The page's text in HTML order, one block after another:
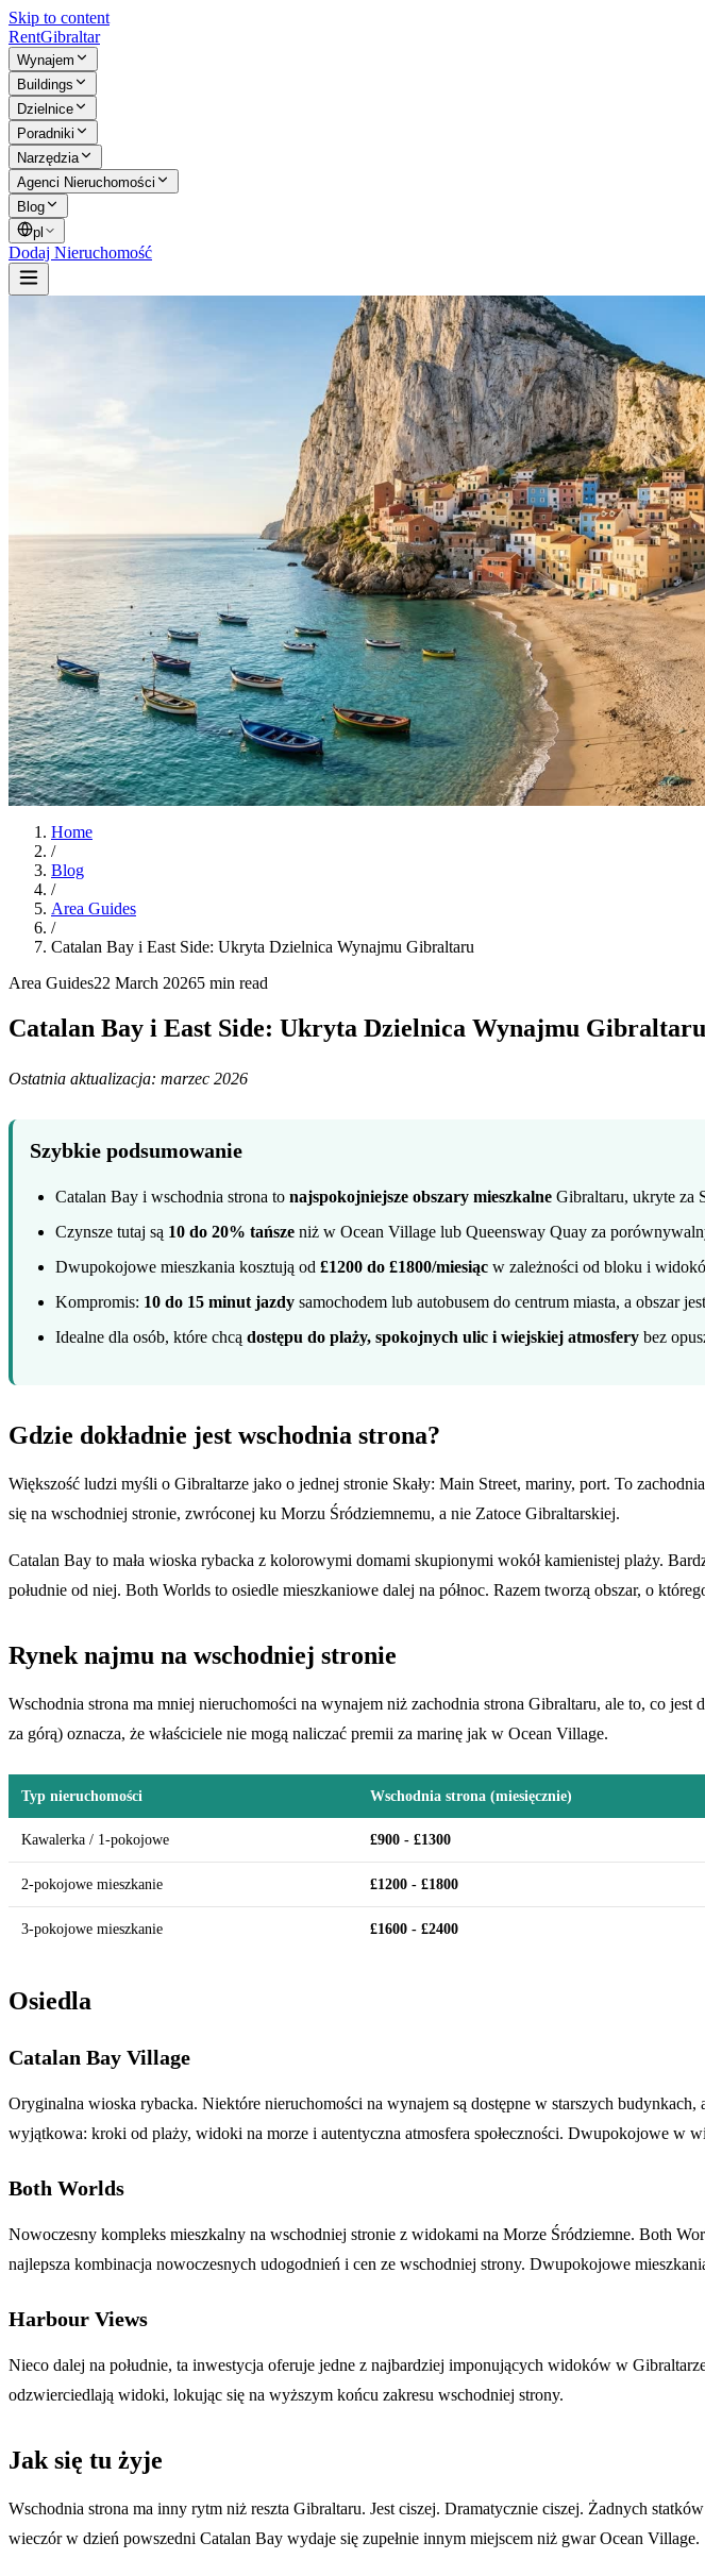
Skip to content
RentGibraltar
Wynajem
Buildings
Dzielnice
Poradniki
Narzędzia
Agenci Nieruchomości
Blog
pl
Dodaj Nieruchomość
Home
/
Blog
/
Area Guides
/
Catalan Bay i East Side: Ukryta Dzielnica Wynajmu Gibraltaru
Area Guides22 March 20265 min read
Catalan Bay i East Side: Ukryta Dzielnica Wynajmu Gibraltaru
Ostatnia aktualizacja: marzec 2026
Szybkie podsumowanie
Catalan Bay i wschodnia strona to najspokojniejsze obszary mieszkalne Gibraltaru, ukryte za
Czynsze tutaj są 10 do 20% tańsze niż w Ocean Village lub Queensway Quay za
Dwupokojowe mieszkania kosztują od £1200 do £1800/miesiąc w zależności od bloku i
Kompromis: 10 do 15 minut jazdy samochodem lub autobusem do centrum miasta, a obszar
Idealne dla osób, które chcą dostępu do plaży, spokojnych ulic i wiejskiej atmosfery bez
Gdzie dokładnie jest wschodnia strona?
Większość ludzi myśli o Gibraltarze jako o jednej stronie Skały: Main Street, mariny, port. To
się na wschodniej stronie, zwróconej ku Morzu Śródziemnemu, a nie Zatoce Gibraltarskiej.
Catalan Bay to mała wioska rybacka z kolorowymi domami skupionymi wokół kamienistej plaży.
południe od niej. Both Worlds to osiedle mieszkaniowe dalej na północ. Razem tworzą obszar, o
Rynek najmu na wschodniej stronie
Wschodnia strona ma mniej nieruchomości na wynajem niż zachodnia strona Gibraltaru, ale to, co
za górą) oznacza, że właściciele nie mogą naliczać premii za marinę jak w Ocean Village.
Typ nieruchomości Wschodnia strona (miesięcznie)
Kawalerka / 1-pokojowe £900 - £1300
2-pokojowe mieszkanie £1200 - £1800
3-pokojowe mieszkanie £1600 - £2400
Osiedla
Catalan Bay Village
Oryginalna wioska rybacka. Niektóre nieruchomości na wynajem są dostępne w starszych
wyjątkowa: kroki od plaży, widoki na morze i autentyczna atmosfera społeczności. Dwupokojowe w
Both Worlds
Nowoczesny kompleks mieszkalny na wschodniej stronie z widokami na Morze Śródziemne. Both
najlepsza kombinacja nowoczesnych udogodnień i cen ze wschodniej strony. Dwupokojowe
Harbour Views
Nieco dalej na południe, ta inwestycja oferuje jedne z najbardziej imponujących widoków w
odzwierciedlają widoki, lokując się na wyższym końcu zakresu wschodniej strony.
Jak się tu żyje
Wschodnia strona ma inny rytm niż reszta Gibraltaru. Jest ciszej. Dramatycznie ciszej. Żadnych
wieczór w dzień powszedni Catalan Bay wydaje się zupełnie innym miejscem niż gwar Ocean Village.